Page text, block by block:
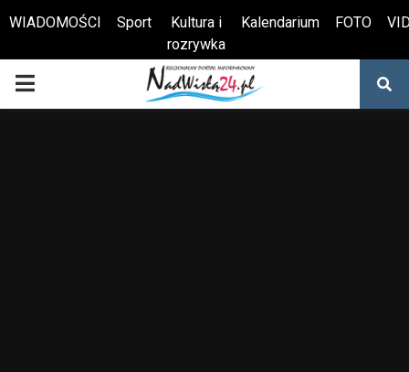
Otwórz pasek narzędzi
WIADOMOŚCI Sport
Kultura i
rozrywka
Kalendarium FOTO
PRIMARY